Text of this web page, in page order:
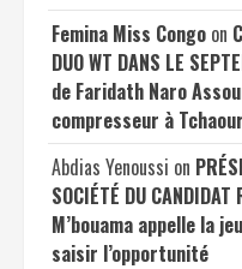
Femina Miss Congo on
DUO WT DANS LE
de Faridath Naro
compresseur à
Abdias Yenoussi on
SOCIÉTÉ DU
M’bouama appelle la
saisir l’opportunité